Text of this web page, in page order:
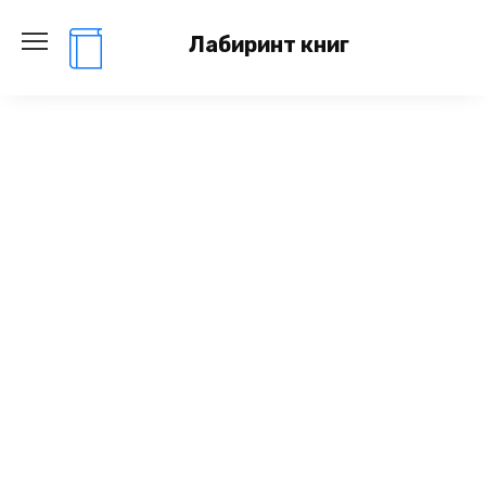
содержанию
Лабиринт книг